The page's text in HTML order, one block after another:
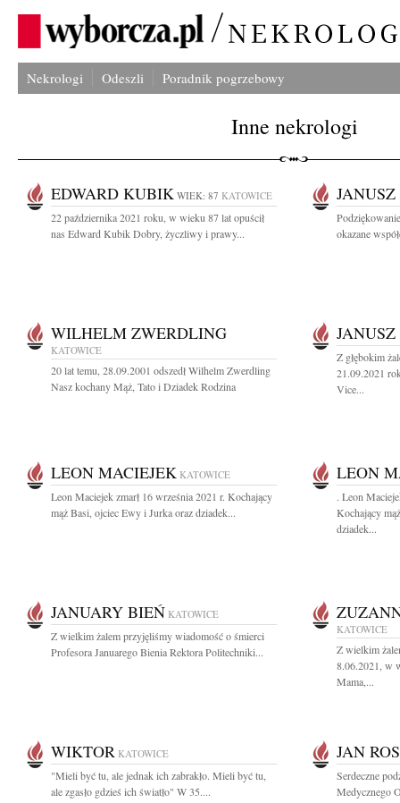
Nekrologi Odeszli Poradnik pogrzebowy
Inne nekrologi
EDWARD KUBIK WIEK: 87 KATOWICE
22 października 2021 roku, w wieku 87 lat opuścił
nas Edward Kubik Dobry, życzliwy i prawy...
okazane
WILHELM ZWERDLING
KATOWICE
20 lat temu, 28.09.2001 odszedł Wilhelm Zwerdling
Nasz kochany Mąż, Tato i Dziadek Rodzina
Z głębokim
21.09.2021
Vice...
LEON MACIEJEK KATOWICE
Leon Maciejek zmarł 16 września 2021 r. Kochający
mąż Basi, ojciec Ewy i Jurka oraz dziadek...
LEON
. Leon
Kochający
dziadek...
JANUARY BIEŃ KATOWICE
Z wielkim żalem przyjęliśmy wiadomość o śmierci
Profesora Januarego Bienia Rektora Politechniki...
KATOWICE
Z wielkim
8.06.2021, w
Mama,...
WIKTOR KATOWICE
"Mieli być tu, ale jednak ich zabrakło. Mieli być tu,
ale zgasło gdzieś ich światło" W 35....
JAN
Serdeczne
Medycznego